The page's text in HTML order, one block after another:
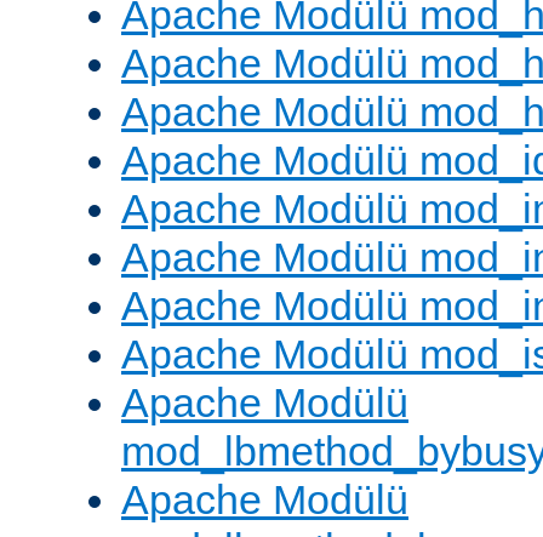
Apache Modülü
Apache Modülü
Apache Modülü
Apache Modülü
Apache Modülü
Apache Modülü
Apache Modülü
Apache Modülü
Apache Modülü
Apache Modülü